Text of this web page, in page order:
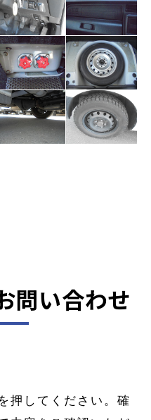
問い合わせ
押してください。確